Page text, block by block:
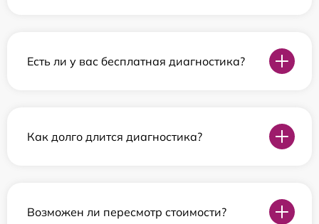
Есть ли у вас бесплатная диагностика?
Как долго длится диагностика?
Возможен ли пересмотр стоимости?